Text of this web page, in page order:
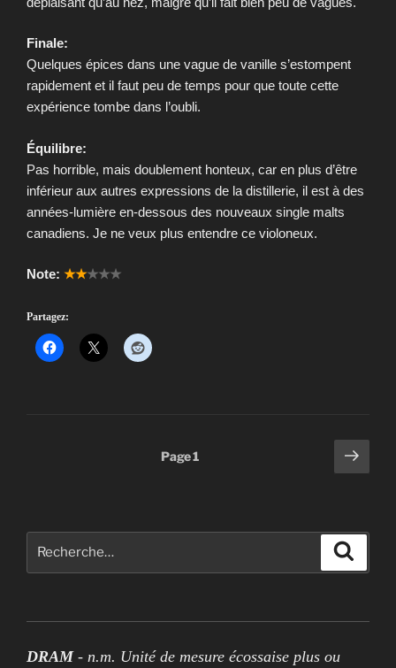
Finale:
Quelques épices dans une vague de vanille s’estompent
rapidement et il faut peu de temps pour que toute cette
expérience tombe dans l’oubli.
Équilibre:
Pas horrible, mais doublement honteux, car en plus d’être
inférieur aux autres expressions de la distillerie, il est à des
années-lumière en-dessous des nouveaux single malts
canadiens. Je ne veux plus entendre ce violoneux.
Note: ★★★★★
Partagez:
Page1
Page
DRAM- n.m. Unité de mesure écossaise plus ou